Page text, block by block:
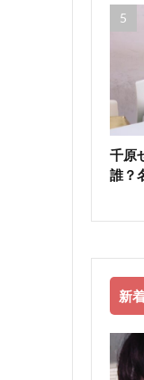
千原
誰？
新